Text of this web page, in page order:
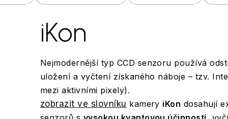
iKon
Nejmodernější typ CCD senzoru používá
uložení a vyčtení získaného náboje – tzv.
mezi aktivními pixely).
zobrazit ve slovníku kamery iKon dosahují